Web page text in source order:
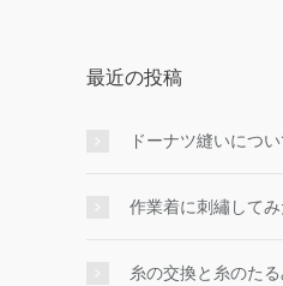
最近の投稿
ドーナツ縫いについ
作業着に刺繡してみ
糸の交換と糸のた